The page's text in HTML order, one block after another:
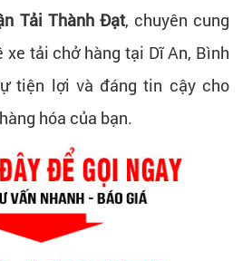
Tải Thành Đạt, chuyên cung
tải chở hàng tại Dĩ An, Bình
tiện lợi và đáng tin cậy cho
hóa của bạn.